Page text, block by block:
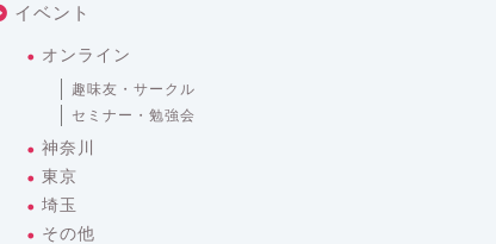
イベント
オンライン
趣味友・サークル
セミナー・勉強会
神奈川
東京
埼玉
その他